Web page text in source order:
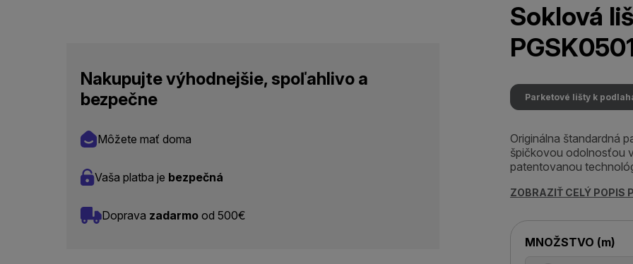
Nakupujte výhodnejšie, spoľahlivo a
bezpečne
Môžete mať doma
Vaša platba je bezpečná
Doprava zadarmo od 500€
Soklová
Parketové lišty k
Originálna štandardná
špičkovou odolnosťou
patentovanou
ZOBRAZIŤ CELÝ POPIS
MNOŽSTVO (m)